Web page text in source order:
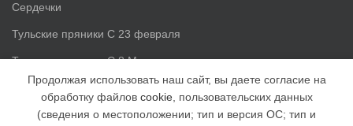
Сердечки
Тульские пряники С 23 февраля
Тульские пряники С 8 Марта
Доп. информация
Продолжая использовать наш сайт, вы даете согласие на
обработку файлов cookie, пользовательских данных
(сведения о местоположении; тип и версия ОС; тип и